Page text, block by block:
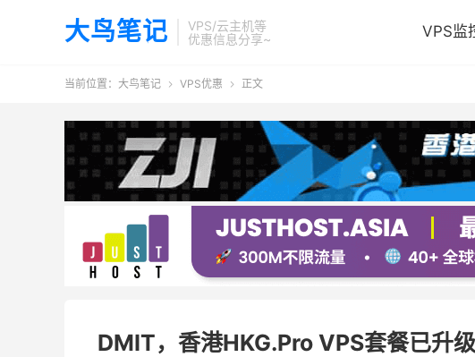
大鸟笔记
VPS/云主机等
优惠信息分享~
VPS监
当前位置： 大鸟笔记  VPS优惠  正文
DMIT，香港HKG.Pro VPS套餐已升